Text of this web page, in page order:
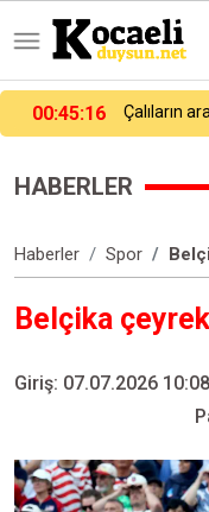
00:24:22
HABERLER
Haberler Spor
Belçika
Giriş: 07.07.2026